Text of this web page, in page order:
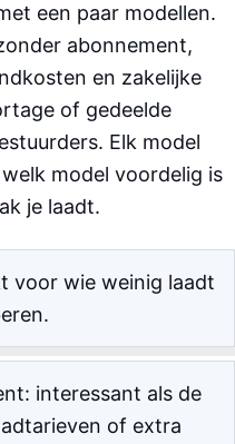
een paar modellen.
abonnement,
en zakelijke
of gedeelde
Elk model
model voordelig is
je laadt.
voor wie weinig laadt
interessant als de
of extra